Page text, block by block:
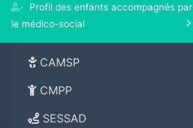
Profil des enfants accompagnés par
le médico-social
CAMSP
CMPP
SESSAD